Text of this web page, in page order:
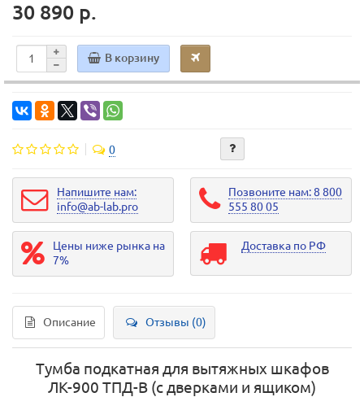
30 890 р.
В корзину
0
Напишите нам:
info@ab-lab.pro
Позвоните нам: 8 800
555 80 05
Цены ниже рынка на
7%
Доставка по РФ
Описание Отзывы (0)
Тумба подкатная для вытяжных шкафов
ЛК-900 ТПД-В (с дверками и ящиком)